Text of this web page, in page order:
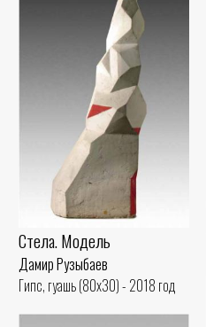
Стела. Модель
Дамир Рузыбаев
Гипс, гуашь (80x30) - 2018 год